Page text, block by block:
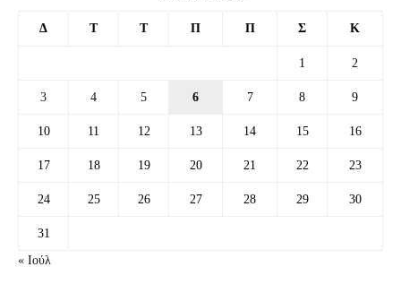
Δ Τ Τ Π Π Σ Κ
1 2
3 4 5 6 7 8 9
10 11 12 13 14 15 16
17 18 19 20 21 22 23
24 25 26 27 28 29 30
31
« Ιούλ